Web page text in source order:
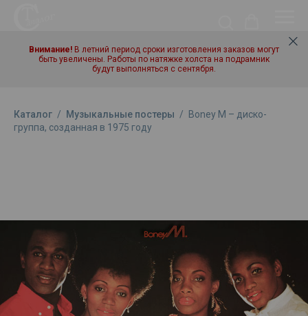
Внимание! В летний период сроки изготовления заказов могут
быть увеличены. Работы по натяжке холста на подрамник
будут выполняться с сентября.
Каталог / Музыкальные постеры /
Boney M – диско-
группа, созданная в 1975 году